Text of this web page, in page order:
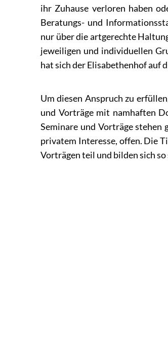
ihr Zuhause verloren haben
Beratungs- und
nur über die artgerechte
jeweiligen und individuellen
hat sich der Elisabethenhof auf
Um diesen Anspruch zu
und Vorträge mit namhaften
Seminare und Vorträge stehen
privatem Interesse, offen. Die
Vorträgen teil und bilden sich